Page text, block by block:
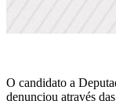
O candidato a
denunciou através